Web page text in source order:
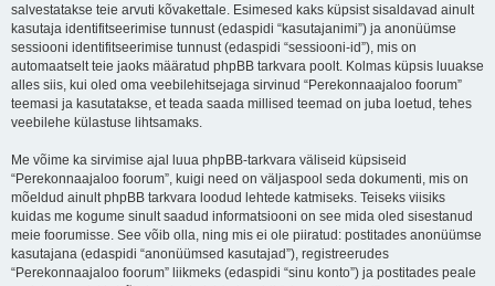
salvestatakse teie arvuti kõvakettale. Esimesed kaks küpsist sisaldavad ainult
kasutaja identifitseerimise tunnust (edaspidi “kasutajanimi”) ja anonüümse
sessiooni identifitseerimise tunnust (edaspidi “sessiooni-id”), mis on
automaatselt teie jaoks määratud phpBB tarkvara poolt. Kolmas küpsis luuakse
alles siis, kui oled oma veebilehitsejaga sirvinud “Perekonnaajaloo foorum”
teemasi ja kasutatakse, et teada saada millised teemad on juba loetud, tehes
veebilehe külastuse lihtsamaks.
Me võime ka sirvimise ajal luua phpBB-tarkvara väliseid küpsiseid
“Perekonnaajaloo foorum”, kuigi need on väljaspool seda dokumenti, mis on
mõeldud ainult phpBB tarkvara loodud lehtede katmiseks. Teiseks viisiks
kuidas me kogume sinult saadud informatsiooni on see mida oled sisestanud
meie foorumisse. See võib olla, ning mis ei ole piiratud: postitades anonüümse
kasutajana (edaspidi “anonüümsed kasutajad”), registreerudes
“Perekonnaajaloo foorum” liikmeks (edaspidi “sinu konto”) ja postitades peale